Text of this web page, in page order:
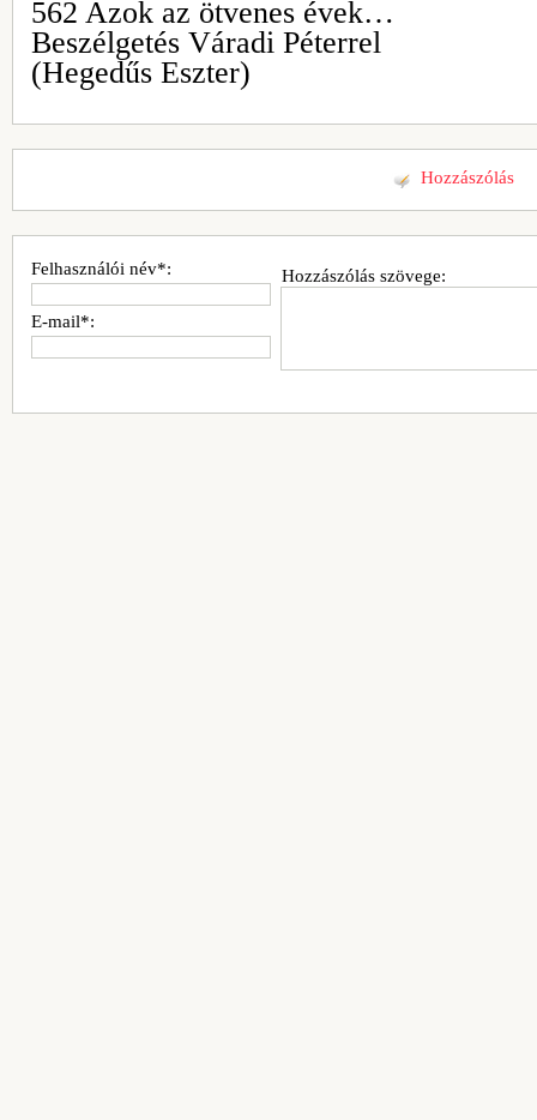
562 Azok az ötvenes évek…
Beszélgetés Váradi Péterrel
(Hegedűs Eszter)
Hozzászólás
Hozzászólás szövege:
Felhasználói név*:
E-mail*: